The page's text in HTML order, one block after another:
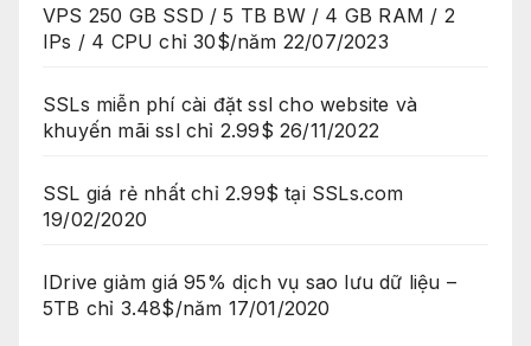
VPS 250 GB SSD / 5 TB BW / 4 GB RAM / 2
IPs / 4 CPU chỉ 30$/năm 22/07/2023
SSLs miễn phí cài đặt ssl cho website và
khuyến mãi ssl chỉ 2.99$ 26/11/2022
SSL giá rẻ nhất chỉ 2.99$ tại SSLs.com
19/02/2020
IDrive giảm giá 95% dịch vụ sao lưu dữ liệu –
5TB chỉ 3.48$/năm 17/01/2020